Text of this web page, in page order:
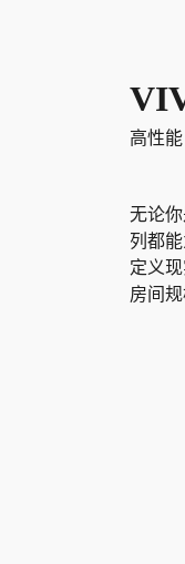
高性
无论
列都
定义
房间